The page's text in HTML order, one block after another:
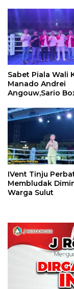
Sabet Piala Wali
Manado Andrei
Angouw,Sario
Perbati 2026
IVent Tinju
Membludak
Warga Sulut